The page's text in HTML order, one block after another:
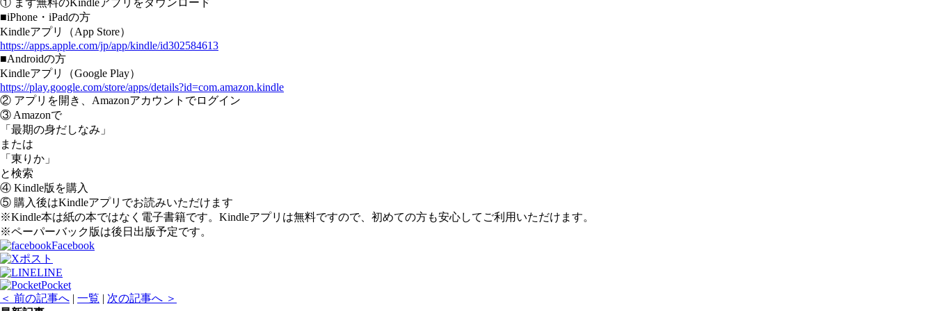
① まず無料のKindleアプリをダウンロード
■iPhone・iPadの方
Kindleアプリ（App Store）
https://apps.apple.com/jp/app/kindle/id302584613
■Androidの方
Kindleアプリ（Google Play）
https://play.google.com/store/apps/details?id=com.amazon.kindle
② アプリを開き、Amazonアカウントでログイン
③ Amazonで
「最期の身だしなみ」
または
「東りか」
と検索
④ Kindle版を購入
⑤ 購入後はKindleアプリでお読みいただけます
※Kindle本は紙の本ではなく電子書籍です。Kindleアプリは無料ですので、初めての方も安心してご利用いただけます。
※ペーパーバック版は後日出版予定です。
Facebook
ポスト
LINE
Pocket
＜ 前の記事へ | 一覧 | 次の記事へ ＞